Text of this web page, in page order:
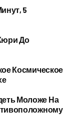
5
До
Космическое
Моложе На